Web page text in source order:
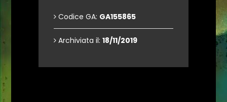
Codice GA: GA155865
Archiviata il: 18/11/2019